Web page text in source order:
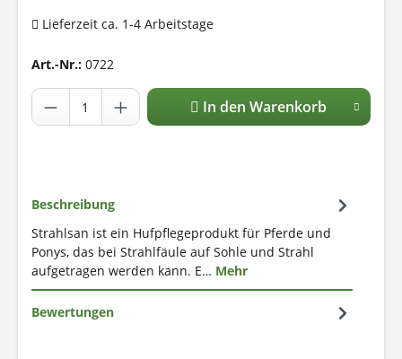
Lieferzeit ca. 1-4 Arbeitstage
Art.-Nr.: 0722
In den Warenkorb
Beschreibung
Strahlsan ist ein Hufpflegeprodukt für Pferde und
Ponys, das bei Strahlfäule auf Sohle und Strahl
aufgetragen werden kann. E… Mehr
Bewertungen